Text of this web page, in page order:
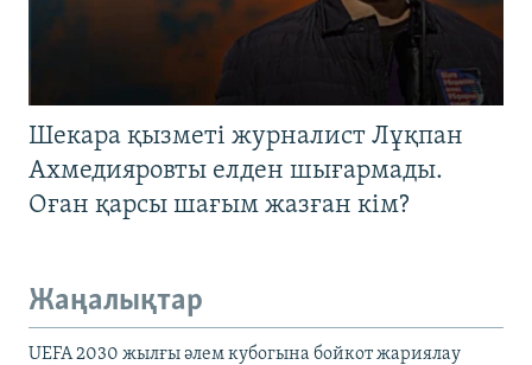
Шекара қызметі журналист Лұқпан
Ахмедияровты елден шығармады.
Оған қарсы шағым жазған кім?
Жаңалықтар
UEFA 2030 жылғы әлем кубогына бойкот жариялау